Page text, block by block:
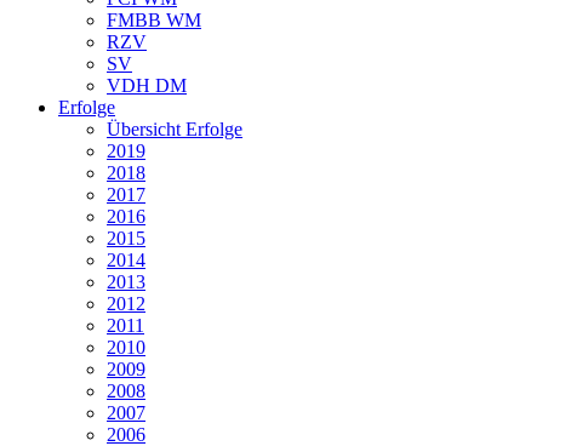
FMBB WM
RZV
SV
VDH DM
Erfolge
Übersicht Erfolge
2019
2018
2017
2016
2015
2014
2013
2012
2011
2010
2009
2008
2007
2006